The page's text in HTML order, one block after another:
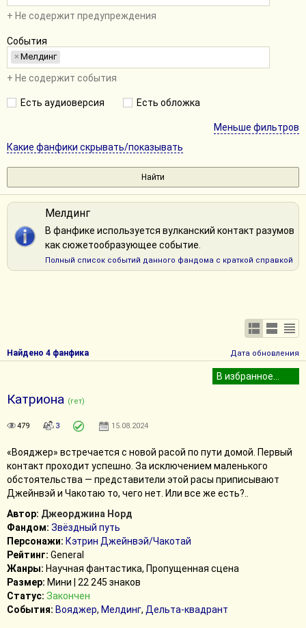
+ Не содержит предупреждения
События
× Мелдинг
+ Не содержит события
Есть аудиоверсия Есть обложка
Меньше фильтров
Какие фанфики скрывать/показывать
Мелдинг
В фанфике используется вулканский контакт разумов
как сюжетообразующее событие.
Полный список событий данного фандома с краткой справкой
Найдено 4 фанфика Дата обновления
Катриона (гет)
479 3 15.08.2024
«Вояджер» встречается с новой расой по пути домой. Первый
контакт проходит успешно. За исключением маленького
обстоятельства — представители этой расы приписывают
Джейнвэй и Чакотаю то, чего нет. Или все же есть?..
Автор: Джеорджина Норд
Фандом: Звёздный путь
Персонажи: Кэтрин Джейнвэй/Чакотай
Рейтинг: General
Жанры: Научная фантастика, Пропущенная сцена
Размер: Мини | 22 245 знаков
Статус: Закончен
События: Вояджер, Мелдинг, Дельта-квадрант